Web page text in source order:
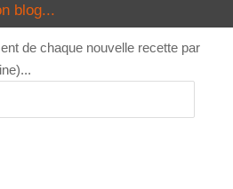
blog...
de chaque nouvelle recette par